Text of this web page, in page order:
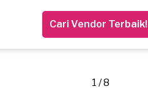
Cari Vendor Terbaik!
1 / 8